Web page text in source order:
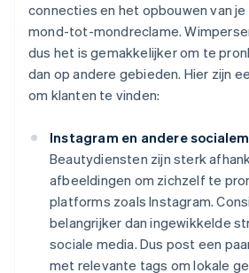
connecties en het opbouwen van
mond-tot-mondreclame.
dus het is gemakkelijker om te
dan op andere gebieden. Hier zijn
om klanten te vinden:
Instagram en andere
Beautydiensten zijn sterk
afbeeldingen om zichzelf te
platforms zoals Instagram.
belangrijker dan ingewikkelde
sociale media. Dus post een
met relevante tags om lokale